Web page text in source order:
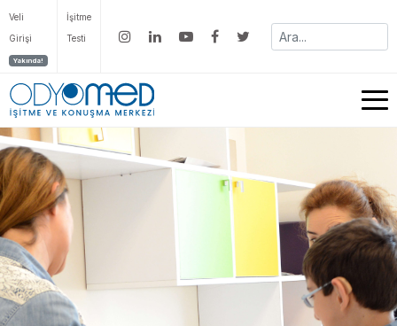
Veli
Girişi
Yakında!
İşitme
Testi